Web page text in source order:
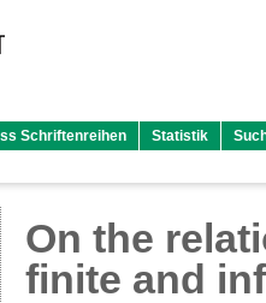
Schriftenreihen Statistik
On the
finite and